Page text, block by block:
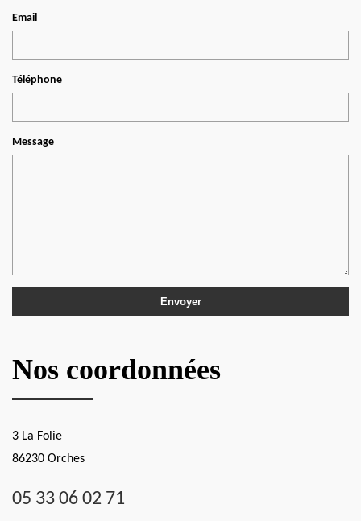
Email
Téléphone
Message
Nos coordonnées
3 La Folie
86230 Orches
05 33 06 02 71